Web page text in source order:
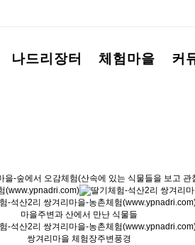
나드리장터 체험마을 커
을-숲에서 오감체험(산속에 있는 식물들을 보고 관
마을주변과 산에서 만난 식물들
쌍겨리마을 체험장주변풍경